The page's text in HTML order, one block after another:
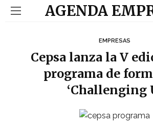
AGENDA
EMPRESAS
Cepsa lanza la V
programa de
‘Challenging